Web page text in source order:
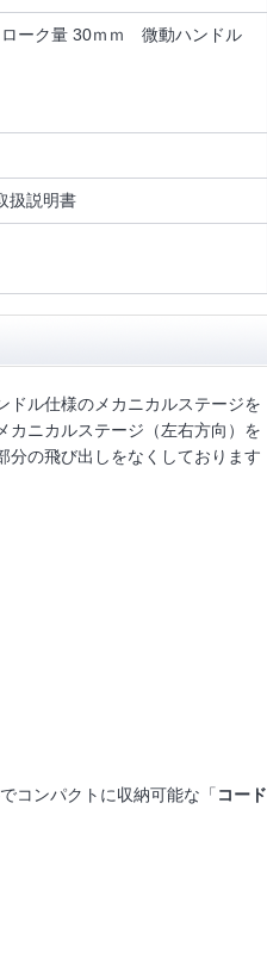
ーク量 30ｍｍ 微動ハンドル
説明書
ドル仕様のメカニカルステージを
カニカルステージ（左右方向）を
分の飛び出しをなくしております
コンパクトに収納可能な「 コード